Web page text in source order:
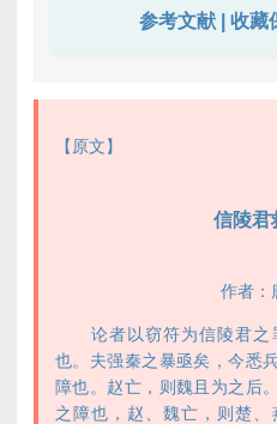
参考文献 | 收藏
【原文】
信陵君
作者：
论者以窃符为信陵君之
也。夫强秦之暴亟矣，今悉
障也。赵亡，则魏且为之后
之障也，赵、魏亡，则楚